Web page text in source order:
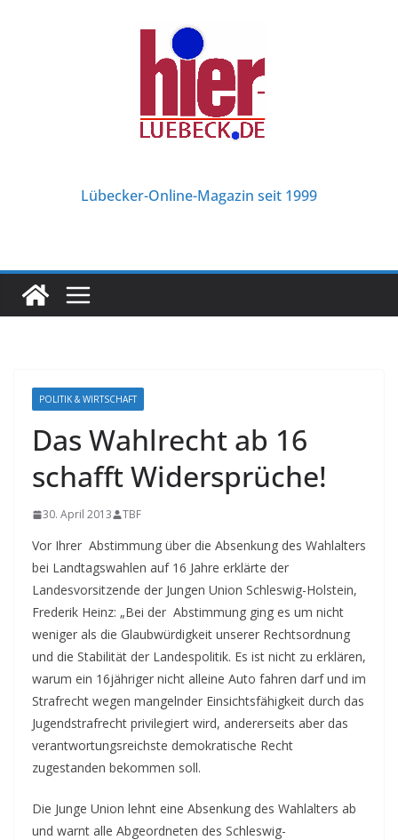
Lübecker-Online-Magazin seit 1999
POLITIK & WIRTSCHAFT
Das Wahlrecht ab 16
schafft Widersprüche!
30. April 2013 TBF
Vor Ihrer Abstimmung über die Absenkung des Wahlalters
bei Landtagswahlen auf 16 Jahre erklärte der
Landesvorsitzende der Jungen Union Schleswig-Holstein,
Frederik Heinz: „Bei der Abstimmung ging es um nicht
weniger als die Glaubwürdigkeit unserer Rechtsordnung
und die Stabilität der Landespolitik. Es ist nicht zu erklären,
warum ein 16jähriger nicht alleine Auto fahren darf und im
Strafrecht wegen mangelnder Einsichtsfähigkeit durch das
Jugendstrafrecht privilegiert wird, andererseits aber das
verantwortungsreichste demokratische Recht
zugestanden bekommen soll.
Die Junge Union lehnt eine Absenkung des Wahlalters ab
und warnt alle Abgeordneten des Schleswig-